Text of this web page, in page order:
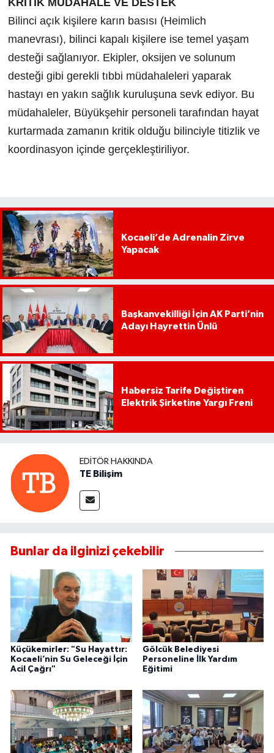
Bilinci açık kişilere karın basısı (Heimlich
manevrası), bilinci kapalı kişilere ise temel yaşam
desteği sağlanıyor. Ekipler, oksijen ve solunum
desteği gibi gerekli tıbbi müdahaleleri yaparak
hastayı en yakın sağlık kuruluşuna sevk ediyor. Bu
müdahaleler, Büyükşehir personeli tarafından hayat
kurtarmada zamanın kritik olduğu bilinciyle titizlik ve
koordinasyon içinde gerçekleştiriliyor.
Kocaeli’de Adrenalin Zirve
Yapacak
Başkanvekilliği İçin AK Parti’nin
Adayı Hayrettin Ünlü
Habersiz Tarife Değiştiren
Elektrik Şirketine Yargı Freni
EDITÖR HAKKINDA
TE Bilişim
Bunlar da ilginizi çekebilir
Küçükemirler: "Su Hayattır:
Kocaeli’nin Su Geleceği İçin
Acil Çağrı"
Gölcük Belediyesi
Personeline İlk Yardım
Eğitimi